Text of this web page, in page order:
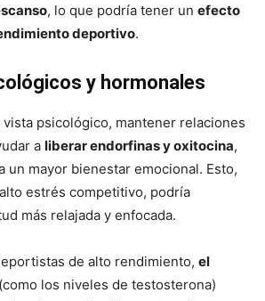
, lo que podría tener un efecto
deportivo.
y hormonales
psicológico, mantener relaciones
a liberar endorfinas y oxitocina,
un mayor bienestar emocional. Esto,
estrés competitivo, podría
más relajada y enfocada.
de alto rendimiento, el
(como los niveles de testosterona)